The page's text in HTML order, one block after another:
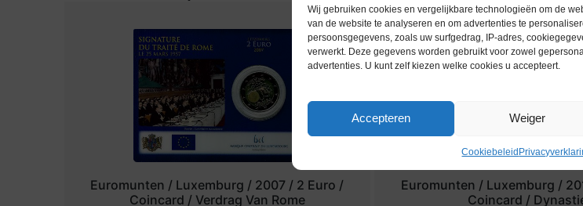
Wij gebruiken cookies en vergelijkbare technologieën om de
van de website te analyseren en om advertenties te
persoonsgegevens, zoals uw surfgedrag, IP-adres,
verwerkt. Deze gegevens worden gebruikt voor zowel
advertenties. U kunt zelf kiezen welke cookies u accepteert.
Accepteren Weiger
Cookiebeleid
Euromunten / Luxemburg / 2007 / 2 Euro /
Coincard / Verdrag Van Rome
Euromunten / Luxemburg /
Coincard /